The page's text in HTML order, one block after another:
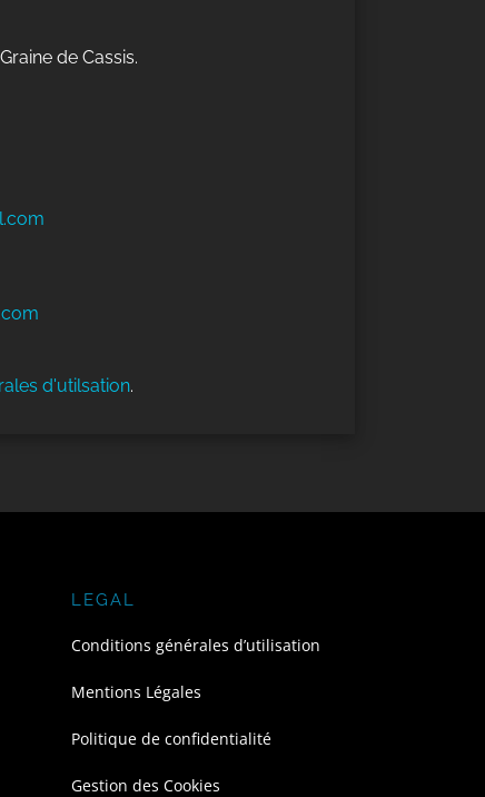
de Cassis.
d'utilsation.
LEGAL
Conditions générales d’utilisation
Mentions Légales
Politique de confidentialité
Gestion des Cookies